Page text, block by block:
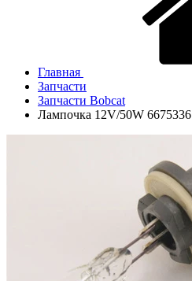
Главная
Запчасти
Запчасти Bobcat
Лампочка 12V/50W 6675336